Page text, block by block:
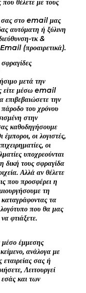
σας στο email μας
αυτόματη ή ξύλινη
τκ &
(προαιρετικά).
μετά την
είτε μέσω email
επιβεβαιώσετε την
του χρόνου
στην
καθοδηγήσουμε
οι λογιστές,
οι
υποχρεούνται
δική τους σφραγίδα
Αλλά αν θέλετε
που προσφέρει η
τη
τα
λογότυπο που θα μας
φτιάξετε.
μέσο έμμεσης
ανάλογα με
εταιρείας σας ή
Λειτουργεί
και των